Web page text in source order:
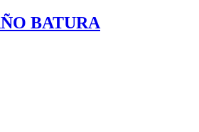
BATURA